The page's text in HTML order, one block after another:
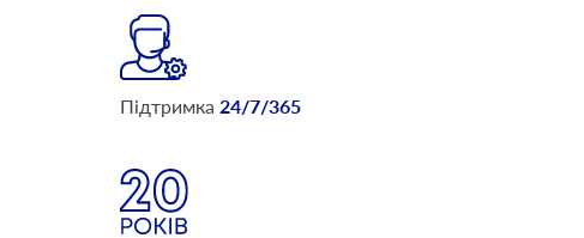
Підтримка 24/7/365